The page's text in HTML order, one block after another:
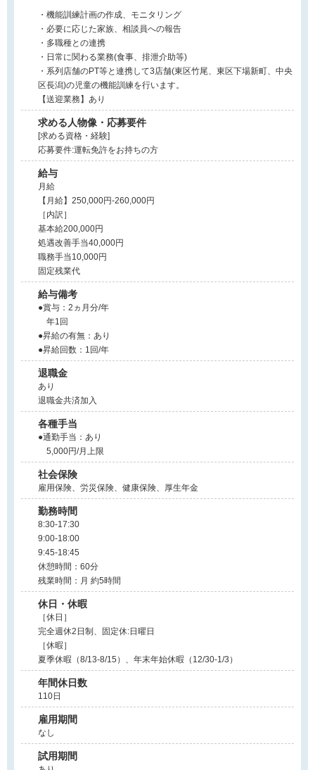
・機能訓練計画の作成、モニタリング
・必要に応じた家族、相談員への報告
・多職種との連携
・日常に関わる業務(食事、排泄介助等)
・系列店舗のPT等と連携して3店舗(東区竹尾、東区下場新町、中央
区長潟)の児童の機能訓練を行います。
【送迎業務】あり
求める人物像・応募要件
[求める資格・経験]
応募要件:運転免許をお持ちの方
給与
月給
【月給】250,000円-260,000円
［内訳］
基本給200,000円
処遇改善手当40,000円
職務手当10,000円
固定残業代
給与備考
●賞与：2ヵ月分/年
年1回
●昇給の有無：あり
●昇給回数：1回/年
退職金
あり
退職金共済加入
各種手当
●通勤手当：あり
5,000円/月上限
社会保険
雇用保険、労災保険、健康保険、厚生年金
勤務時間
8:30-17:30
9:00-18:00
9:45-18:45
休憩時間：60分
残業時間：月 約5時間
休日・休暇
［休日］
完全週休2日制、固定休:日曜日
［休暇］
夏季休暇（8/13-8/15）、年末年始休暇（12/30-1/3）
年間休日数
110日
雇用期間
なし
試用期間